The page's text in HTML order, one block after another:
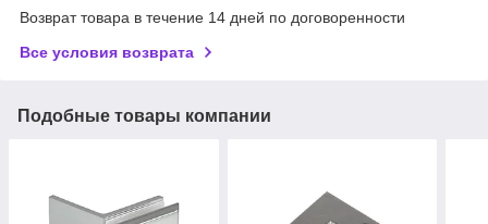
Возврат товара в течение 14 дней по договоренности
Все условия возврата
Подобные товары компании